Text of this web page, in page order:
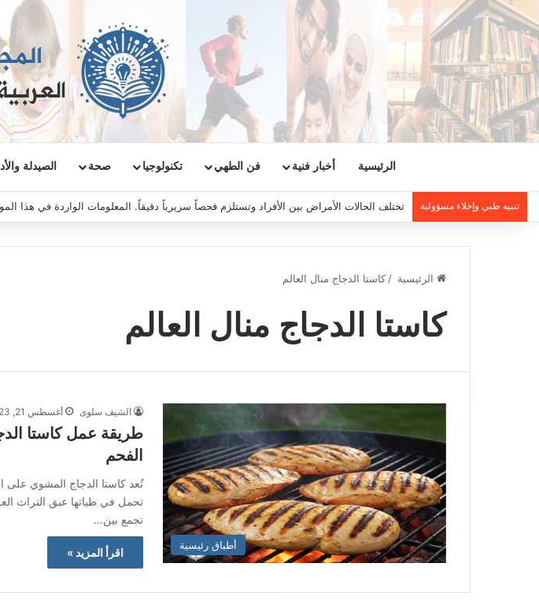
الرئيسية أخبار فنية فن الطهي تكنولوجيا صحة الصيدلة
تنبيه طبي وإخلاء مسؤولية تختلف الحالات الأمراض بين الأفراد وتستلزم فحصاً سريرياً دقيقاً. المعلومات الواردة في هذا
الرئيسية / كاستا الدجاج منال العالم
كاستا الدجاج منال العالم
أطباق رئيسية
الشيف سلوى أغسطس 21, 2023
طريقة عمل كاستا
الفحم
تُعد كاستا الدجاج المشوي على
تحمل في طياتها عبق التراث
تجمع بين…
اقرأ المزيد »